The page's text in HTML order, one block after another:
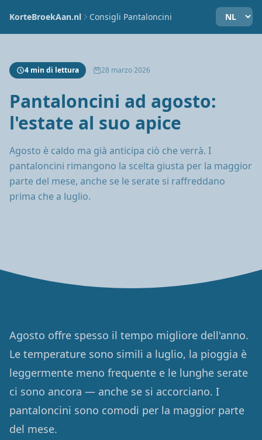
KorteBroekAan.nl Consigli Pantaloncini
4 min di lettura 28 marzo 2026
Pantaloncini ad agosto:
l'estate al suo apice
Agosto è caldo ma già anticipa ciò che verrà. I
pantaloncini rimangono la scelta giusta per la maggior
parte del mese, anche se le serate si raffreddano
prima che a luglio.
Agosto offre spesso il tempo migliore dell'anno.
Le temperature sono simili a luglio, la pioggia è
leggermente meno frequente e le lunghe serate
ci sono ancora — anche se si accorciano. I
pantaloncini sono comodi per la maggior parte
del mese.